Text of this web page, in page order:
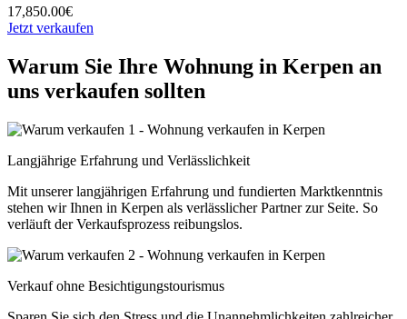
17,850.00€
Jetzt verkaufen
Warum Sie Ihre Wohnung in Kerpen an
uns verkaufen sollten
Langjährige Erfahrung und Verlässlichkeit
Mit unserer langjährigen Erfahrung und fundierten Marktkenntnis
stehen wir Ihnen in Kerpen als verlässlicher Partner zur Seite. So
verläuft der Verkaufsprozess reibungslos.
Verkauf ohne Besichtigungstourismus